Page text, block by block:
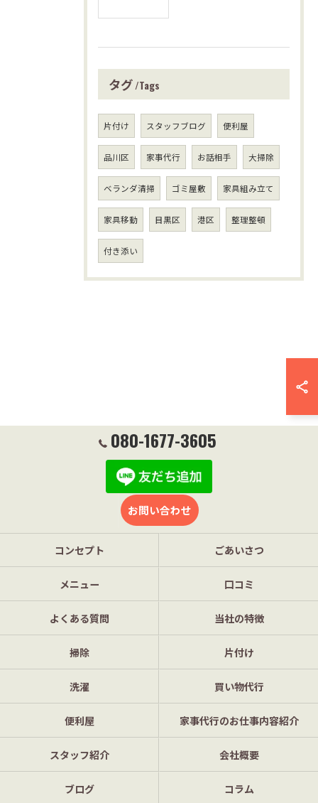
タグ Tags
片付け スタッフブログ 便利屋
品川区 家事代行 お話相手 大掃除
ベランダ清掃 ゴミ屋敷 家具組み立て
家具移動 目黒区 港区 整理整頓
付き添い
080-1677-3605
お問い合わせ
コンセプト ごあいさつ
メニュー 口コミ
よくある質問 当社の特徴
掃除 片付け
洗濯 買い物代行
便利屋 家事代行のお仕事内容紹介
スタッフ紹介 会社概要
ブログ コラム